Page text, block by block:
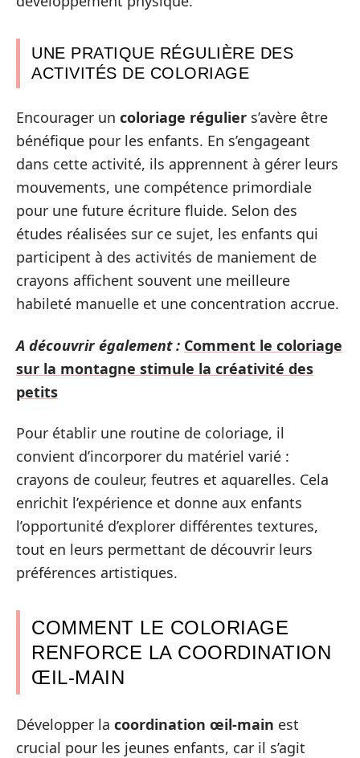
UNE PRATIQUE RÉGULIÈRE DES
ACTIVITÉS DE COLORIAGE
Encourager un coloriage régulier s’avère être
bénéfique pour les enfants. En s’engageant
dans cette activité, ils apprennent à gérer leurs
mouvements, une compétence primordiale
pour une future écriture fluide. Selon des
études réalisées sur ce sujet, les enfants qui
participent à des activités de maniement de
crayons affichent souvent une meilleure
habileté manuelle et une concentration accrue.
A découvrir également : Comment le coloriage
sur la montagne stimule la créativité des
petits
Pour établir une routine de coloriage, il
convient d’incorporer du matériel varié :
crayons de couleur, feutres et aquarelles. Cela
enrichit l’expérience et donne aux enfants
l’opportunité d’explorer différentes textures,
tout en leurs permettant de découvrir leurs
préférences artistiques.
COMMENT LE COLORIAGE
RENFORCE LA COORDINATION
ŒIL-MAIN
Développer la coordination œil-main est
crucial pour les jeunes enfants, car il s’agit